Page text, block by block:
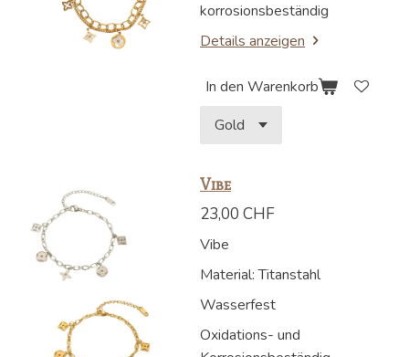
korrosionsbeständig
Details anzeigen
In den Warenkorb
Vibe
23,00 CHF
Vibe
Material: Titanstahl
Wasserfest
Oxidations- und